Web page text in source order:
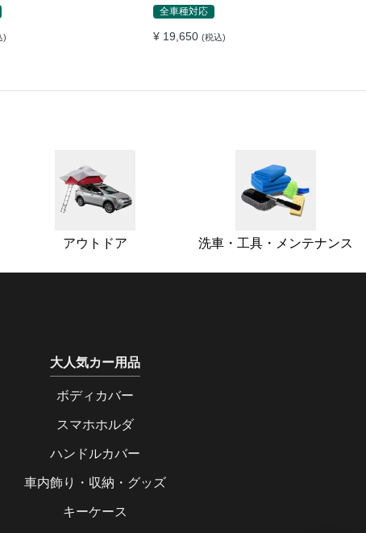
ャージャー
)
レイ付き 静音タイプ
全車種対応
¥ 10,250 (税込)
アウトドア 洗車・工具・メンテナンス
大人気カー用品
ボディカバー
スマホホルダ
ハンドルカバー
車内飾り・収納・グッズ
キーケース